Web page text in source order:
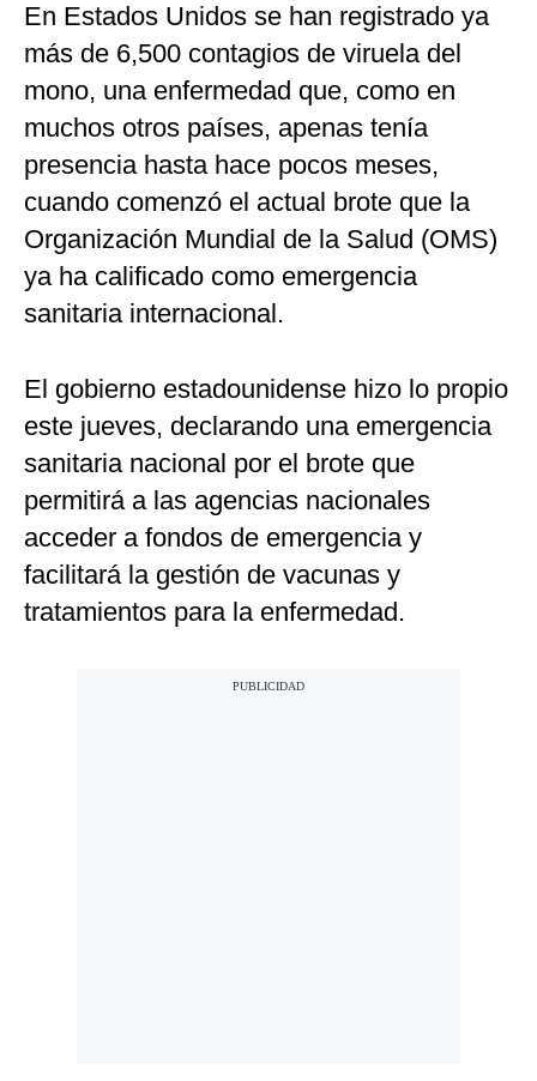
En Estados Unidos se han registrado ya
más de 6,500 contagios de viruela del
mono, una enfermedad que, como en
muchos otros países, apenas tenía
presencia hasta hace pocos meses,
cuando comenzó el actual brote que la
Organización Mundial de la Salud (OMS)
ya ha calificado como emergencia
sanitaria internacional.
El gobierno estadounidense hizo lo propio
este jueves, declarando una emergencia
sanitaria nacional por el brote que
permitirá a las agencias nacionales
acceder a fondos de emergencia y
facilitará la gestión de vacunas y
tratamientos para la enfermedad.